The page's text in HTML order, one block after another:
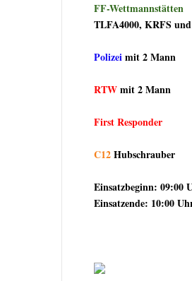
FF-Wettmannstätten
TLFA4000, KRFS
Polizeimit 2 Mann
RTWmit 2 Mann
First Responder
C12Hubschrauber
Einsatzbeginn: 09:00
Einsatzende: 10:00